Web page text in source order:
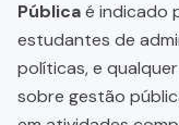
Públicaé indicado
estudantes de
políticas, e
sobre gestão